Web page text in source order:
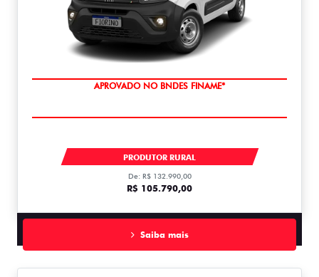
APROVADO NO BNDES FINAME*
PRODUTOR RURAL
De: R$ 132.990,00
R$ 105.790,00
Saiba mais